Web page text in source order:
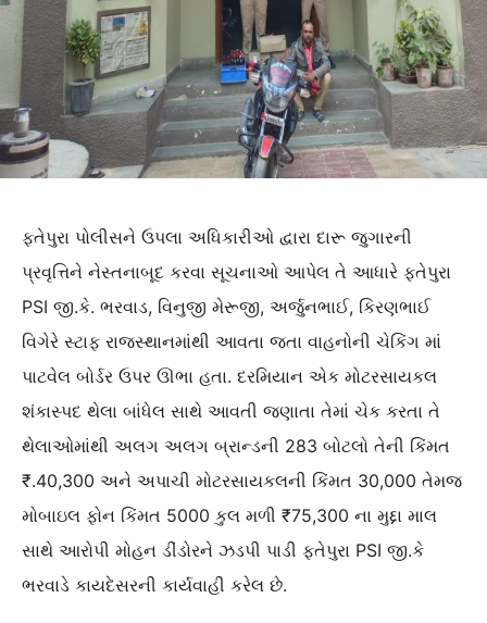
ફતેપુરા પોલીસને ઉપલા અધિકારીઓ દ્વારા દારૂ જુગારની
પ્રવૃત્તિને નેસ્તનાબૂદ કરવા સૂચનાઓ આપેલ તે આધારે ફતેપુરા
PSI જી.કે. ભરવાડ, વિનુજી મેરૂજી, અર્જુનભાઈ, કિરણભાઈ
વિગેરે સ્ટાફ રાજસ્થાનમાંથી આવતા જતા વાહનોની ચેકિંગ માં
પાટવેલ બોર્ડર ઉપર ઊભા હતા. દરમિયાન એક મોટરસાયકલ
શંકાસ્પદ થેલા બાંધેલ સાથે આવતી જણાતા તેમાં ચેક કરતા તે
થેલાઓમાંથી અલગ અલગ બ્રાન્ડની 283 બોટલો તેની કિંમત
₹.40,300 અને અપાચી મોટરસાયકલની કિંમત 30,000 તેમજ
મોબાઇલ ફોન કિંમત 5000 કુલ મળી ₹75,300 ના મુદ્દા માલ
સાથે આરોપી મોહન ડીંડોરને ઝડપી પાડી ફતેપુરા PSI જી.કે
ભરવાડે કાયદેસરની કાર્યવાહી કરેલ છે.